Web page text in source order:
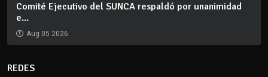
Comité Ejecutivo del SUNCA respaldó por unanimidad
e...
Aug 05 2026
REDES